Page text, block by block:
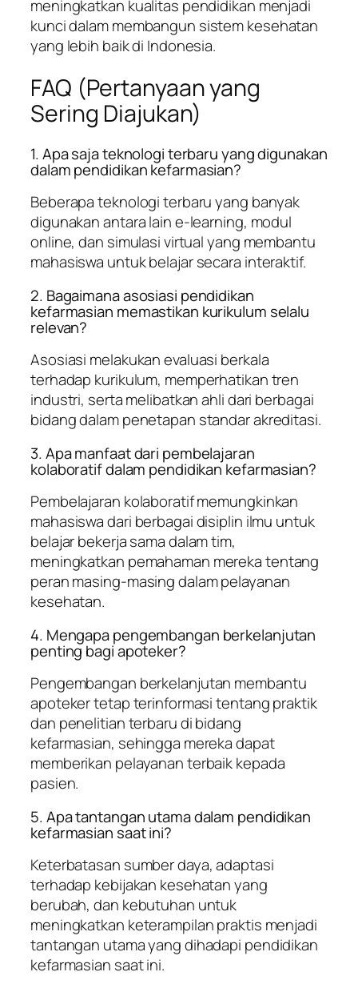
meningkatkan kualitas pendidikan menjadi
kunci dalam membangun sistem kesehatan
yang lebih baik di Indonesia.
FAQ (Pertanyaan yang
Sering Diajukan)
1. Apa saja teknologi terbaru yang digunakan
dalam pendidikan kefarmasian?
Beberapa teknologi terbaru yang banyak
digunakan antara lain e-learning, modul
online, dan simulasi virtual yang membantu
mahasiswa untuk belajar secara interaktif.
2. Bagaimana asosiasi pendidikan
kefarmasian memastikan kurikulum selalu
relevan?
Asosiasi melakukan evaluasi berkala
terhadap kurikulum, memperhatikan tren
industri, serta melibatkan ahli dari berbagai
bidang dalam penetapan standar akreditasi.
3. Apa manfaat dari pembelajaran
kolaboratif dalam pendidikan kefarmasian?
Pembelajaran kolaboratif memungkinkan
mahasiswa dari berbagai disiplin ilmu untuk
belajar bekerja sama dalam tim,
meningkatkan pemahaman mereka tentang
peran masing-masing dalam pelayanan
kesehatan.
4. Mengapa pengembangan berkelanjutan
penting bagi apoteker?
Pengembangan berkelanjutan membantu
apoteker tetap terinformasi tentang praktik
dan penelitian terbaru di bidang
kefarmasian, sehingga mereka dapat
memberikan pelayanan terbaik kepada
pasien.
5. Apa tantangan utama dalam pendidikan
kefarmasian saat ini?
Keterbatasan sumber daya, adaptasi
terhadap kebijakan kesehatan yang
berubah, dan kebutuhan untuk
meningkatkan keterampilan praktis menjadi
tantangan utama yang dihadapi pendidikan
kefarmasian saat ini.